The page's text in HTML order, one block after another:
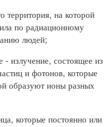
на которой
по радиационному
людей;
состоящее из
и фотонов, которые
образуют ионы разных
которые постоянно или